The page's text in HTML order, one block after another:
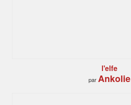
l'elfe
parAnkolie